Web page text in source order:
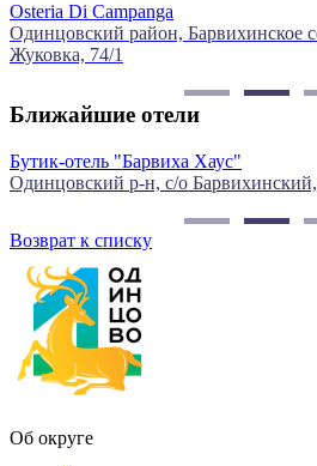
Osteria Di Campanga
Одинцовский район, Барвихинское
Жуковка, 74/1
Ближайшие отели
Бутик-отель "Барвиха Хаус"
Одинцовский р-н, с/о
Возврат к списку
Об округе